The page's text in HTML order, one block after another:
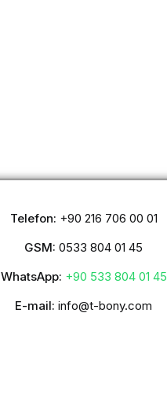
Telefon: +90 216 706 00 01
GSM: 0533 804 01 45
WhatsApp: +90 533 804 01 45
E-mail: info@t-bony.com